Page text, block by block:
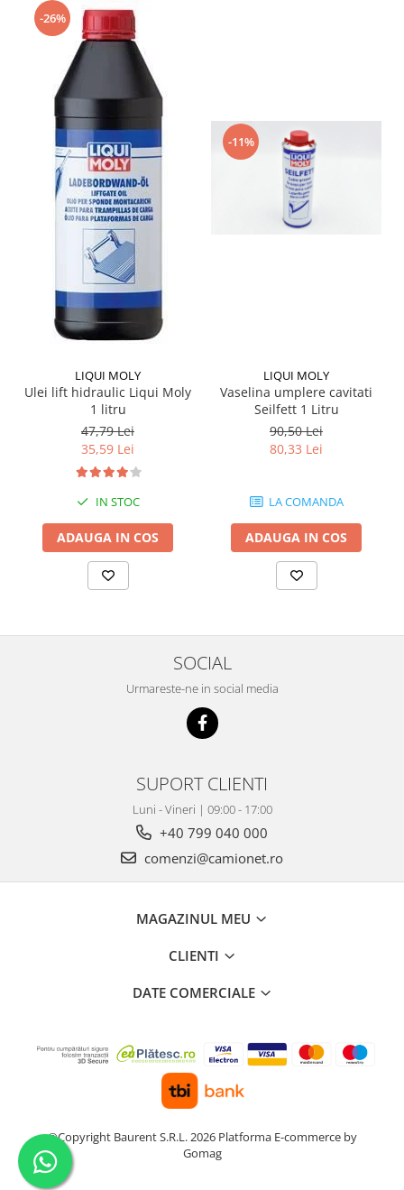
-26%
LIQUI MOLY
Ulei lift hidraulic Liqui Moly
1 litru
47,79 Lei
35,59 Lei
IN STOC
ADAUGA IN COS
-11%
LIQUI MOLY
Vaselina umplere cavitati
Seilfett 1 Litru
90,50 Lei
80,33 Lei
LA COMANDA
ADAUGA IN COS
SOCIAL
Urmareste-ne in social media
SUPORT CLIENTI
Luni - Vineri | 09:00 - 17:00
+40 799 040 000
comenzi@camionet.ro
MAGAZINUL MEU
CLIENTI
DATE COMERCIALE
©Copyright Baurent S.R.L. 2026 Platforma E-commerce by
Gomag